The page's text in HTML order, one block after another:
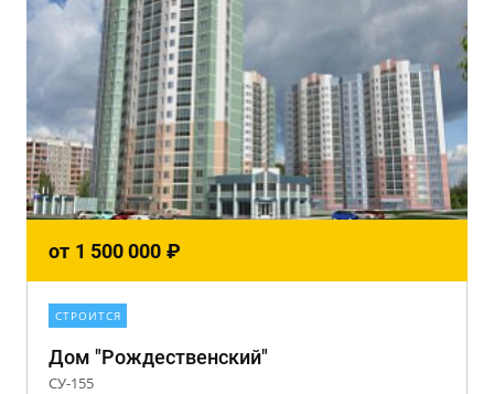
от 1 500 000 ₽
СТРОИТСЯ
Дом "Рождественский"
СУ-155